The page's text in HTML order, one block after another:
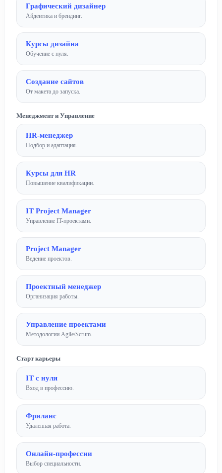
Графический дизайнер
Айдентика и брендинг.
Курсы дизайна
Обучение с нуля.
Создание сайтов
От макета до запуска.
Менеджмент и Управление
HR-менеджер
Подбор и адаптация.
Курсы для HR
Повышение квалификации.
IT Project Manager
Управление IT-проектами.
Project Manager
Ведение проектов.
Проектный менеджер
Организация работы.
Управление проектами
Методологии Agile/Scrum.
Старт карьеры
IT с нуля
Вход в профессию.
Фриланс
Удаленная работа.
Онлайн-профессии
Выбор специальности.